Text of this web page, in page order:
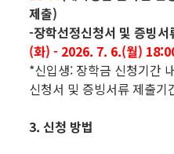
제출)
-장학선정신청서 및 증빙서
(화) - 2026. 7. 6.(월)
*신입생: 장학금 신청기간
신청서 및 증빙서류 제출기
3. 신청 방법